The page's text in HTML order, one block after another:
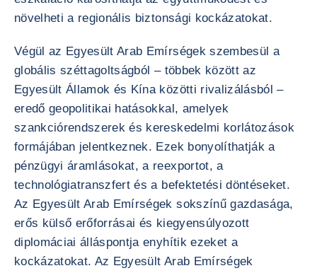
növelheti a regionális biztonsági kockázatokat.
Végül az Egyesült Arab Emírségek szembesül a
globális széttagoltságból – többek között az
Egyesült Államok és Kína közötti rivalizálásból –
eredő geopolitikai hatásokkal, amelyek
szankciórendszerek és kereskedelmi korlátozások
formájában jelentkeznek. Ezek bonyolíthatják a
pénzügyi áramlásokat, a reexportot, a
technológiatranszfert és a befektetési döntéseket.
Az Egyesült Arab Emírségek sokszínű gazdasága,
erős külső erőforrásai és kiegyensúlyozott
diplomáciai álláspontja enyhítik ezeket a
kockázatokat. Az Egyesült Arab Emírségek